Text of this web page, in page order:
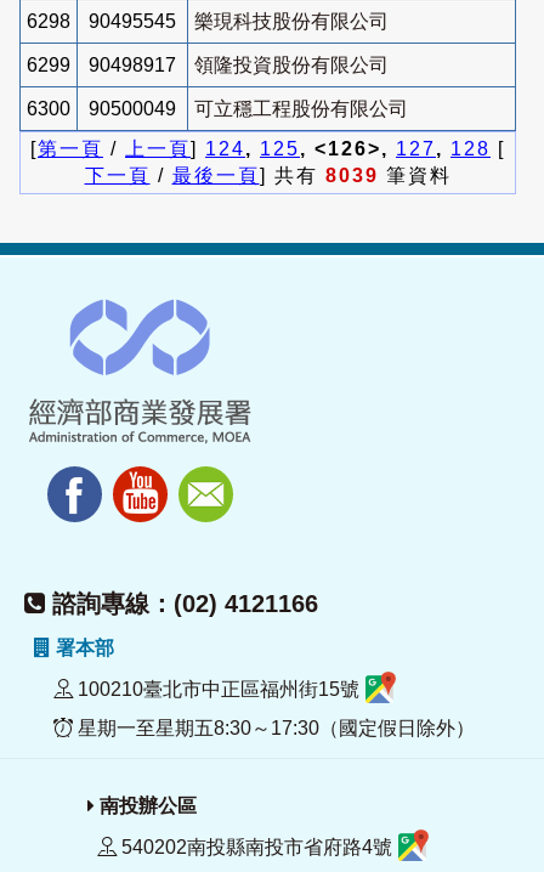
6298 90495545 樂現科技股份有限公司
6299 90498917 領隆投資股份有限公司
6300 90500049
可立穩工程股份有限公司
[第一頁 / 上一頁] 124, 125, <126>, 127, 128 [
下一頁 / 最後一頁] 共有 8039 筆資料
諮詢專線：(02) 4121166
署本部
100210臺北市中正區福州街15號
星期一至星期五8:30～17:30（國定假日除外）
南投辦公區
540202南投縣南投市省府路4號